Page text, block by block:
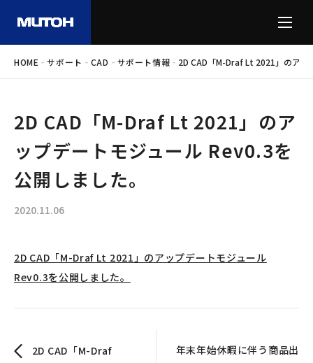
HOME -サポート - CAD - サポート情報 - 2D CAD「M-Draf Lt 2021」のアッ
2D CAD「M-Draf Lt 2021」のア
ップデートモジュール Rev0.3を
公開しました。
2020.11.06
2D CAD「M-Draf Lt 2021」のアップデートモジュール
Rev0.3を公開しました。
2D CAD「M-Draf
年末年始休暇に伴う商品出